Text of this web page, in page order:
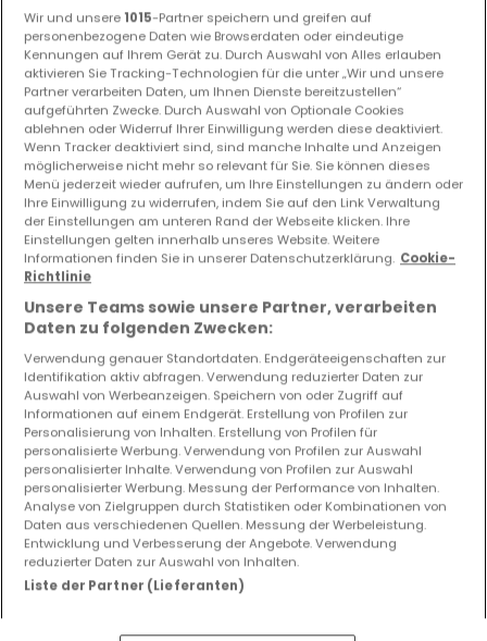
Reihenhaus
(FR)
225.000 €
109 m² 5 3 2
UNTER KAUFVERTRAG
Wir und unsere 1015-Partner speichern und greifen auf
personenbezogene Daten wie Browserdaten oder eindeutige
Kennungen auf Ihrem Gerät zu. Durch Auswahl von Alles erlauben
aktivieren Sie Tracking-Technologien für die unter „Wir und unsere
Partner verarbeiten Daten, um Ihnen Dienste bereitzustellen“
aufgeführten Zwecke. Durch Auswahl von Optionale Cookies
ablehnen oder Widerruf Ihrer Einwilligung werden diese deaktiviert.
Wenn Tracker deaktiviert sind, sind manche Inhalte und Anzeigen
möglicherweise nicht mehr so relevant für Sie. Sie können dieses
Menü jederzeit wieder aufrufen, um Ihre Einstellungen zu ändern oder
Ihre Einwilligung zu widerrufen, indem Sie auf den Link Verwaltung
der Einstellungen am unteren Rand der Webseite klicken. Ihre
Einstellungen gelten innerhalb unseres Website. Weitere
Informationen finden Sie in unserer Datenschutzerklärung. Cookie-
Richtlinie
Unsere Teams sowie unsere Partner, verarbeiten
Daten zu folgenden Zwecken:
Verwendung genauer Standortdaten. Endgeräteeigenschaften zur
Identifikation aktiv abfragen. Verwendung reduzierter Daten zur
Auswahl von Werbeanzeigen. Speichern von oder Zugriff auf
Informationen auf einem Endgerät. Erstellung von Profilen zur
Personalisierung von Inhalten. Erstellung von Profilen für
personalisierte Werbung. Verwendung von Profilen zur Auswahl
personalisierter Inhalte. Verwendung von Profilen zur Auswahl
personalisierter Werbung. Messung der Performance von Inhalten.
Analyse von Zielgruppen durch Statistiken oder Kombinationen von
Daten aus verschiedenen Quellen. Messung der Werbeleistung.
Entwicklung und Verbesserung der Angebote. Verwendung
reduzierter Daten zur Auswahl von Inhalten.
Liste der Partner (Lieferanten)